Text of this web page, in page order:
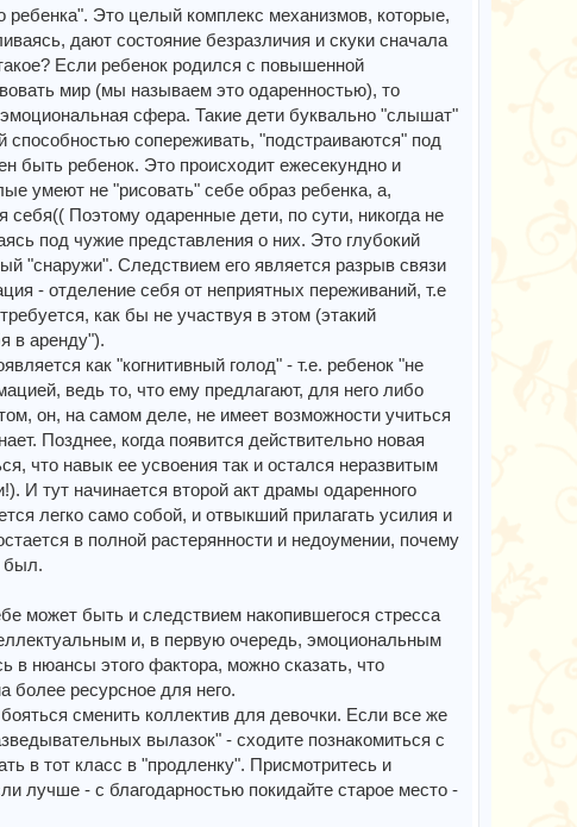
ребенка". Это целый комплекс механизмов, которые,
дают состояние безразличия и скуки сначала
Если ребенок родился с повышенной
мир (мы называем это одаренностью), то
сфера. Такие дети буквально "слышат"
сопереживать, "подстраиваются" под
быть ребенок. Это происходит ежесекундно и
умеют не "рисовать" себе образ ребенка, а,
себя(( Поэтому одаренные дети, по сути, никогда не
под чужие представления о них. Это глубокий
"снаружи". Следствием его является разрыв связи
- отделение себя от неприятных переживаний, т.е
как бы не участвуя в этом (этакий
в аренду").
как "когнитивный голод" - т.е. ребенок "не
ведь то, что ему предлагают, для него либо
он, на самом деле, не имеет возможности учиться
Позднее, когда появится действительно новая
что навык ее усвоения так и остался неразвитым
И тут начинается второй акт драмы одаренного
легко само собой, и отвыкший прилагать усилия и
в полной растерянности и недоумении, почему
был.
может быть и следствием накопившегося стресса
и, в первую очередь, эмоциональным
в нюансы этого фактора, можно сказать, что
более ресурсное для него.
сменить коллектив для девочки. Если все же
вылазок" - сходите познакомиться с
в тот класс в "продленку". Присмотритесь и
лучше - с благодарностью покидайте старое место -